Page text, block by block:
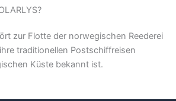
zur Flotte der norwegischen Reederei
traditionellen Postschiffreisen
Küste bekannt ist.